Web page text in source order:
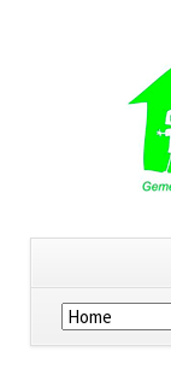
Navigation
überspringen